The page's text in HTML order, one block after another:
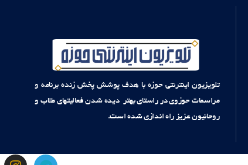
تلویزیون اینترنتی حوزه با هدف پوشش پخش زنده برنامه و
مراسمات حوزوی در راستای بهتر دیده شدن فعالیتهای طلاب و
روحانیون عزیز راه اندازی شده است.
T
I